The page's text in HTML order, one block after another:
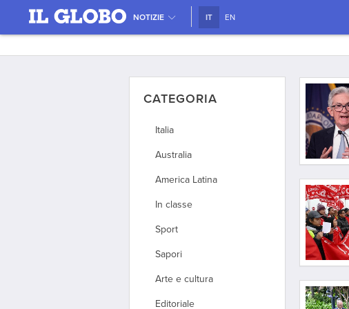
NOTIZIE IT EN
CATEGORIA
Italia
Australia
America Latina
In classe
Sport
Sapori
Arte e cultura
Editoriale